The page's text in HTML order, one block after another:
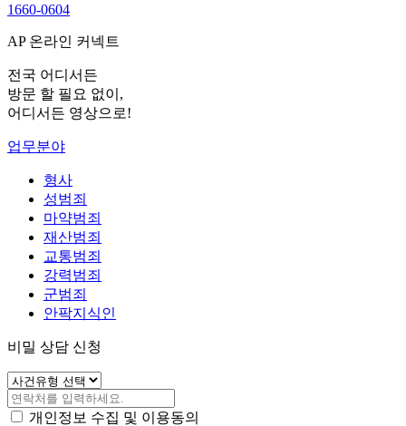
1660-0604
AP 온라인 커넥트
전국 어디서든
방문 할 필요 없이,
어디서든 영상으로!
업무분야
형사
성범죄
마약범죄
재산범죄
교통범죄
강력범죄
군범죄
안팍지식인
비밀 상담 신청
개인정보 수집 및 이용동의